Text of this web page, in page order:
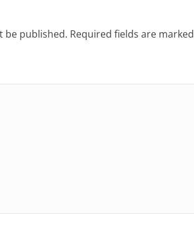
be published. Required fields are marked